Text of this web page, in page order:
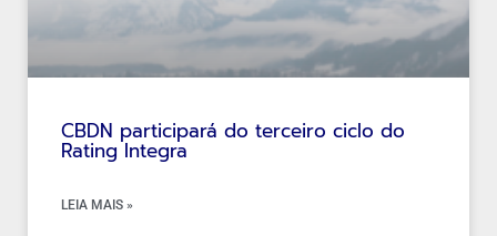
CBDN participará do terceiro ciclo do
Rating Integra
LEIA MAIS »